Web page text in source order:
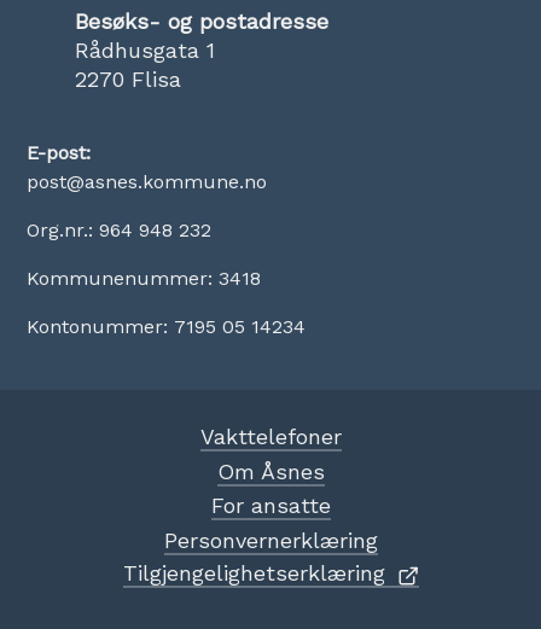
Besøks- og postadresse
Rådhusgata 1
2270 Flisa
E-post:
post@asnes.kommune.no
Org.nr.: 964 948 232
Kommunenummer: 3418
Kontonummer: 7195 05 14234
Vakttelefoner
Om Åsnes
For ansatte
Personvernerklæring
Tilgjengelighetserklæring